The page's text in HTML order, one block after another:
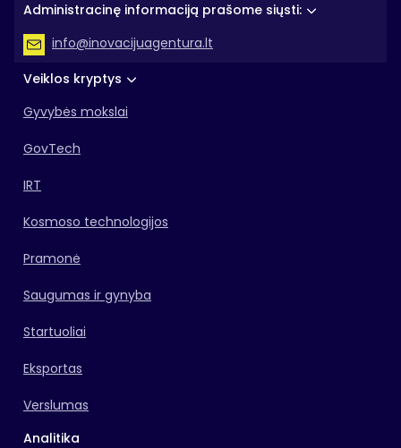
Veiklos kryptys
Gyvybės mokslai
GovTech
IRT
Kosmoso technologijos
Pramonė
Saugumas ir gynyba
Startuoliai
Eksportas
Verslumas
Analitika
Administracinę informaciją prašome siųsti:
info@inovacijuagentura.lt